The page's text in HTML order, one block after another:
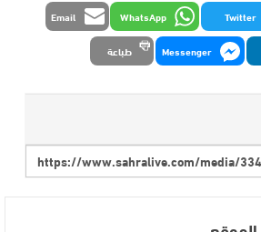
Twitter
WhatsApp
Email
Messenger طباعة